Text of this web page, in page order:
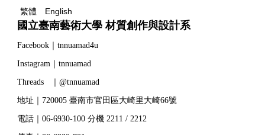
繁體 English
國立臺南藝術大學 材質創作與設計系
Facebook｜tnnuamad4u
Instagram｜tnnuamad
Threads ｜@tnnuamad
地址｜720005 臺南市官田區大崎里大崎66號
電話｜06-6930-100 分機 2211 / 2212